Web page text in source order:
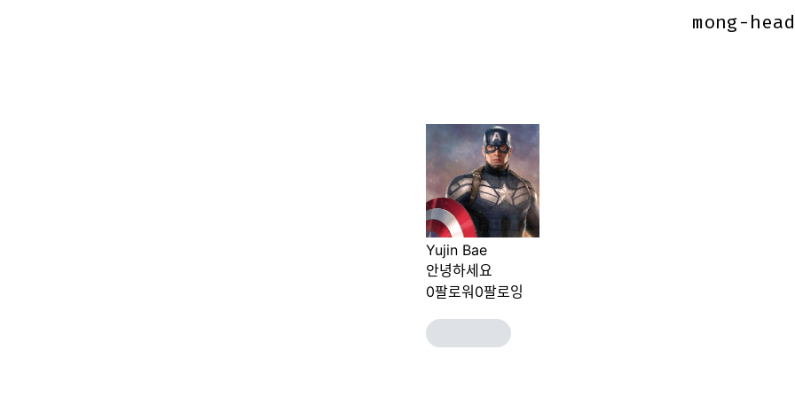
mong-
mong-
Yujin Bae
안녕하세요
0팔로워 0팔로잉